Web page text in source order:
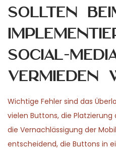
sollten
Social-
vermieden
Wichtige Fehler sind das
vielen Buttons, die
die Vernachlässigung der
entscheidend, die Buttons in